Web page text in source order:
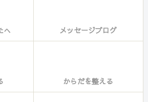
へ メッセージブログ
からだを整える